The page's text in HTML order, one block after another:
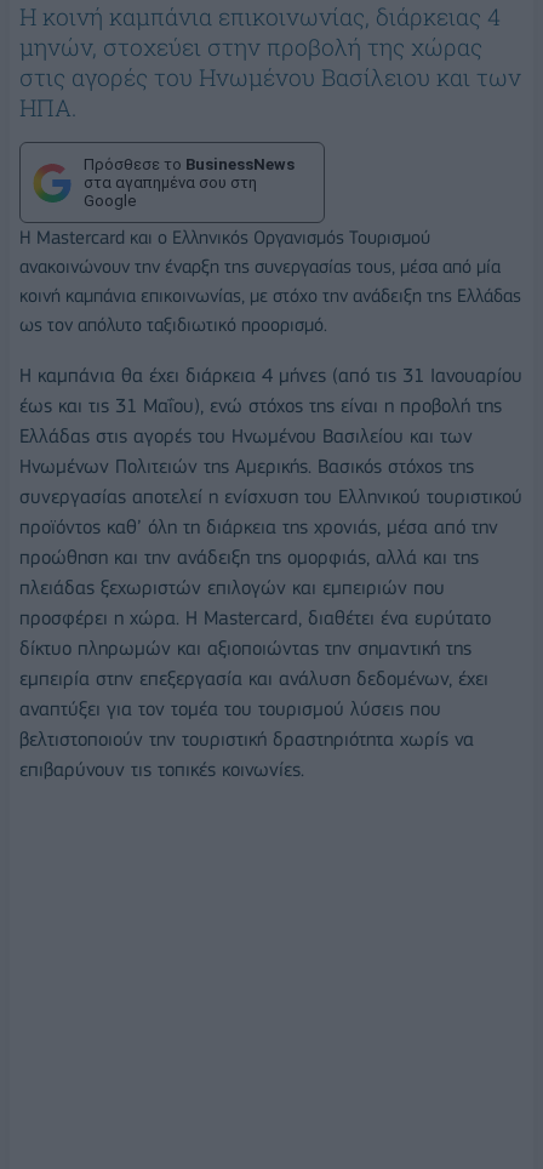
Η κοινή καμπάνια επικοινωνίας, διάρκειας 4
μηνών, στοχεύει στην προβολή της χώρας
στις αγορές του Ηνωμένου Βασίλειου και των
ΗΠΑ.
Πρόσθεσε το BusinessNews
στα αγαπημένα σου στη
Google
Η Mastercard και ο Ελληνικός Οργανισμός Τουρισμού
ανακοινώνουν την έναρξη της συνεργασίας τους, μέσα από μία
κοινή καμπάνια επικοινωνίας, με στόχο την ανάδειξη της Ελλάδας
ως τον απόλυτο ταξιδιωτικό προορισμό.
Η καμπάνια θα έχει διάρκεια 4 μήνες (από τις 31 Ιανουαρίου
έως και τις 31 Μαΐου), ενώ στόχος της είναι η προβολή της
Ελλάδας στις αγορές του Ηνωμένου Βασιλείου και των
Ηνωμένων Πολιτειών της Αμερικής. Βασικός στόχος της
συνεργασίας αποτελεί η ενίσχυση του Ελληνικού τουριστικού
προϊόντος καθ’ όλη τη διάρκεια της χρονιάς, μέσα από την
προώθηση και την ανάδειξη της ομορφιάς, αλλά και της
πλειάδας ξεχωριστών επιλογών και εμπειριών που
προσφέρει η χώρα. Η Mastercard, διαθέτει ένα ευρύτατο
δίκτυο πληρωμών και αξιοποιώντας την σημαντική της
εμπειρία στην επεξεργασία και ανάλυση δεδομένων, έχει
αναπτύξει για τον τομέα του τουρισμού λύσεις που
βελτιστοποιούν την τουριστική δραστηριότητα χωρίς να
επιβαρύνουν τις τοπικές κοινωνίες.